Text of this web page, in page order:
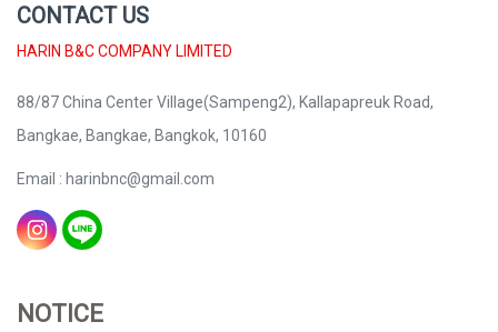
CONTACT US
HARIN B&C COMPANY LIMITED
88/87 China Center Village(Sampeng2), Kallapapreuk Road,
Bangkae, Bangkae, Bangkok, 10160
Email : harinbnc@gmail.com
NOTICE